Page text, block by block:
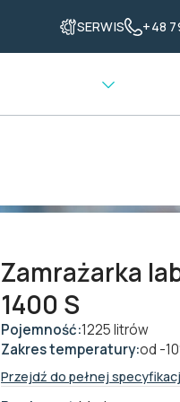
SERWIS +48
Zamrażarka
1400 S
Pojemność:1225 litrów
Zakres temperatury:od -
Przejdź do pełnej